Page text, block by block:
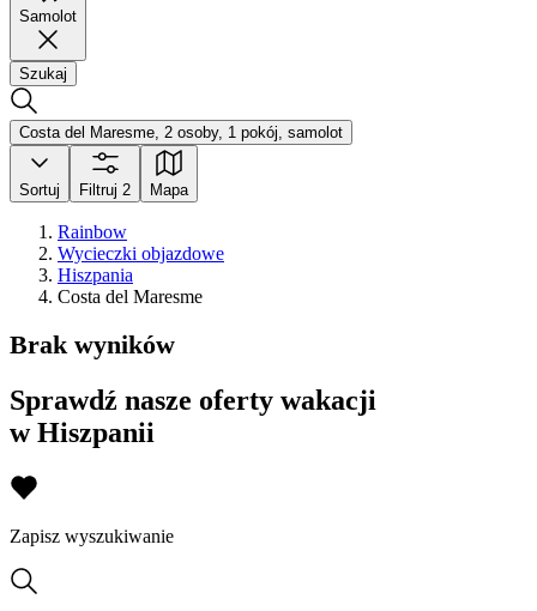
Samolot
Szukaj
Costa del Maresme, 2 osoby, 1 pokój, samolot
Sortuj Filtruj 2 Mapa
Rainbow
Wycieczki objazdowe
Hiszpania
Costa del Maresme
Brak wyników
Sprawdź nasze oferty wakacji
w Hiszpanii
Zapisz wyszukiwanie